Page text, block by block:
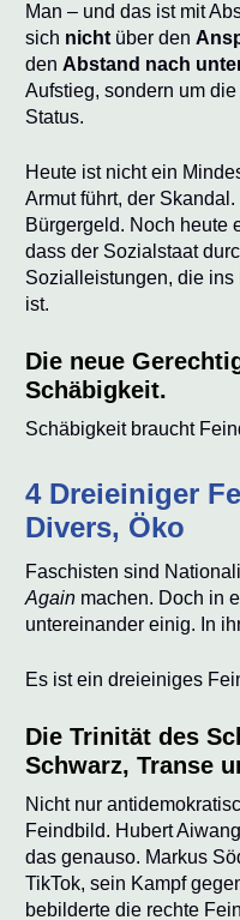
Man – und das ist mit
sich nicht über den
den Abstand nach
Aufstieg, sondern um
Status.
Heute ist nicht ein
Armut führt, der
Bürgergeld. Noch heute
dass der Sozialstaat
Sozialleistungen, die
ist.
Die neue
Schäbigkeit.
Schäbigkeit braucht
4 Dreieiniger
Divers, Öko
Faschisten sind
Again machen. Doch in
untereinander einig. In
Es ist ein dreieiniges
Die Trinität des
Schwarz, Transe
Nicht nur
Feindbild. Hubert
das genauso. Markus
TikTok, sein Kampf
bebilderte die rechte